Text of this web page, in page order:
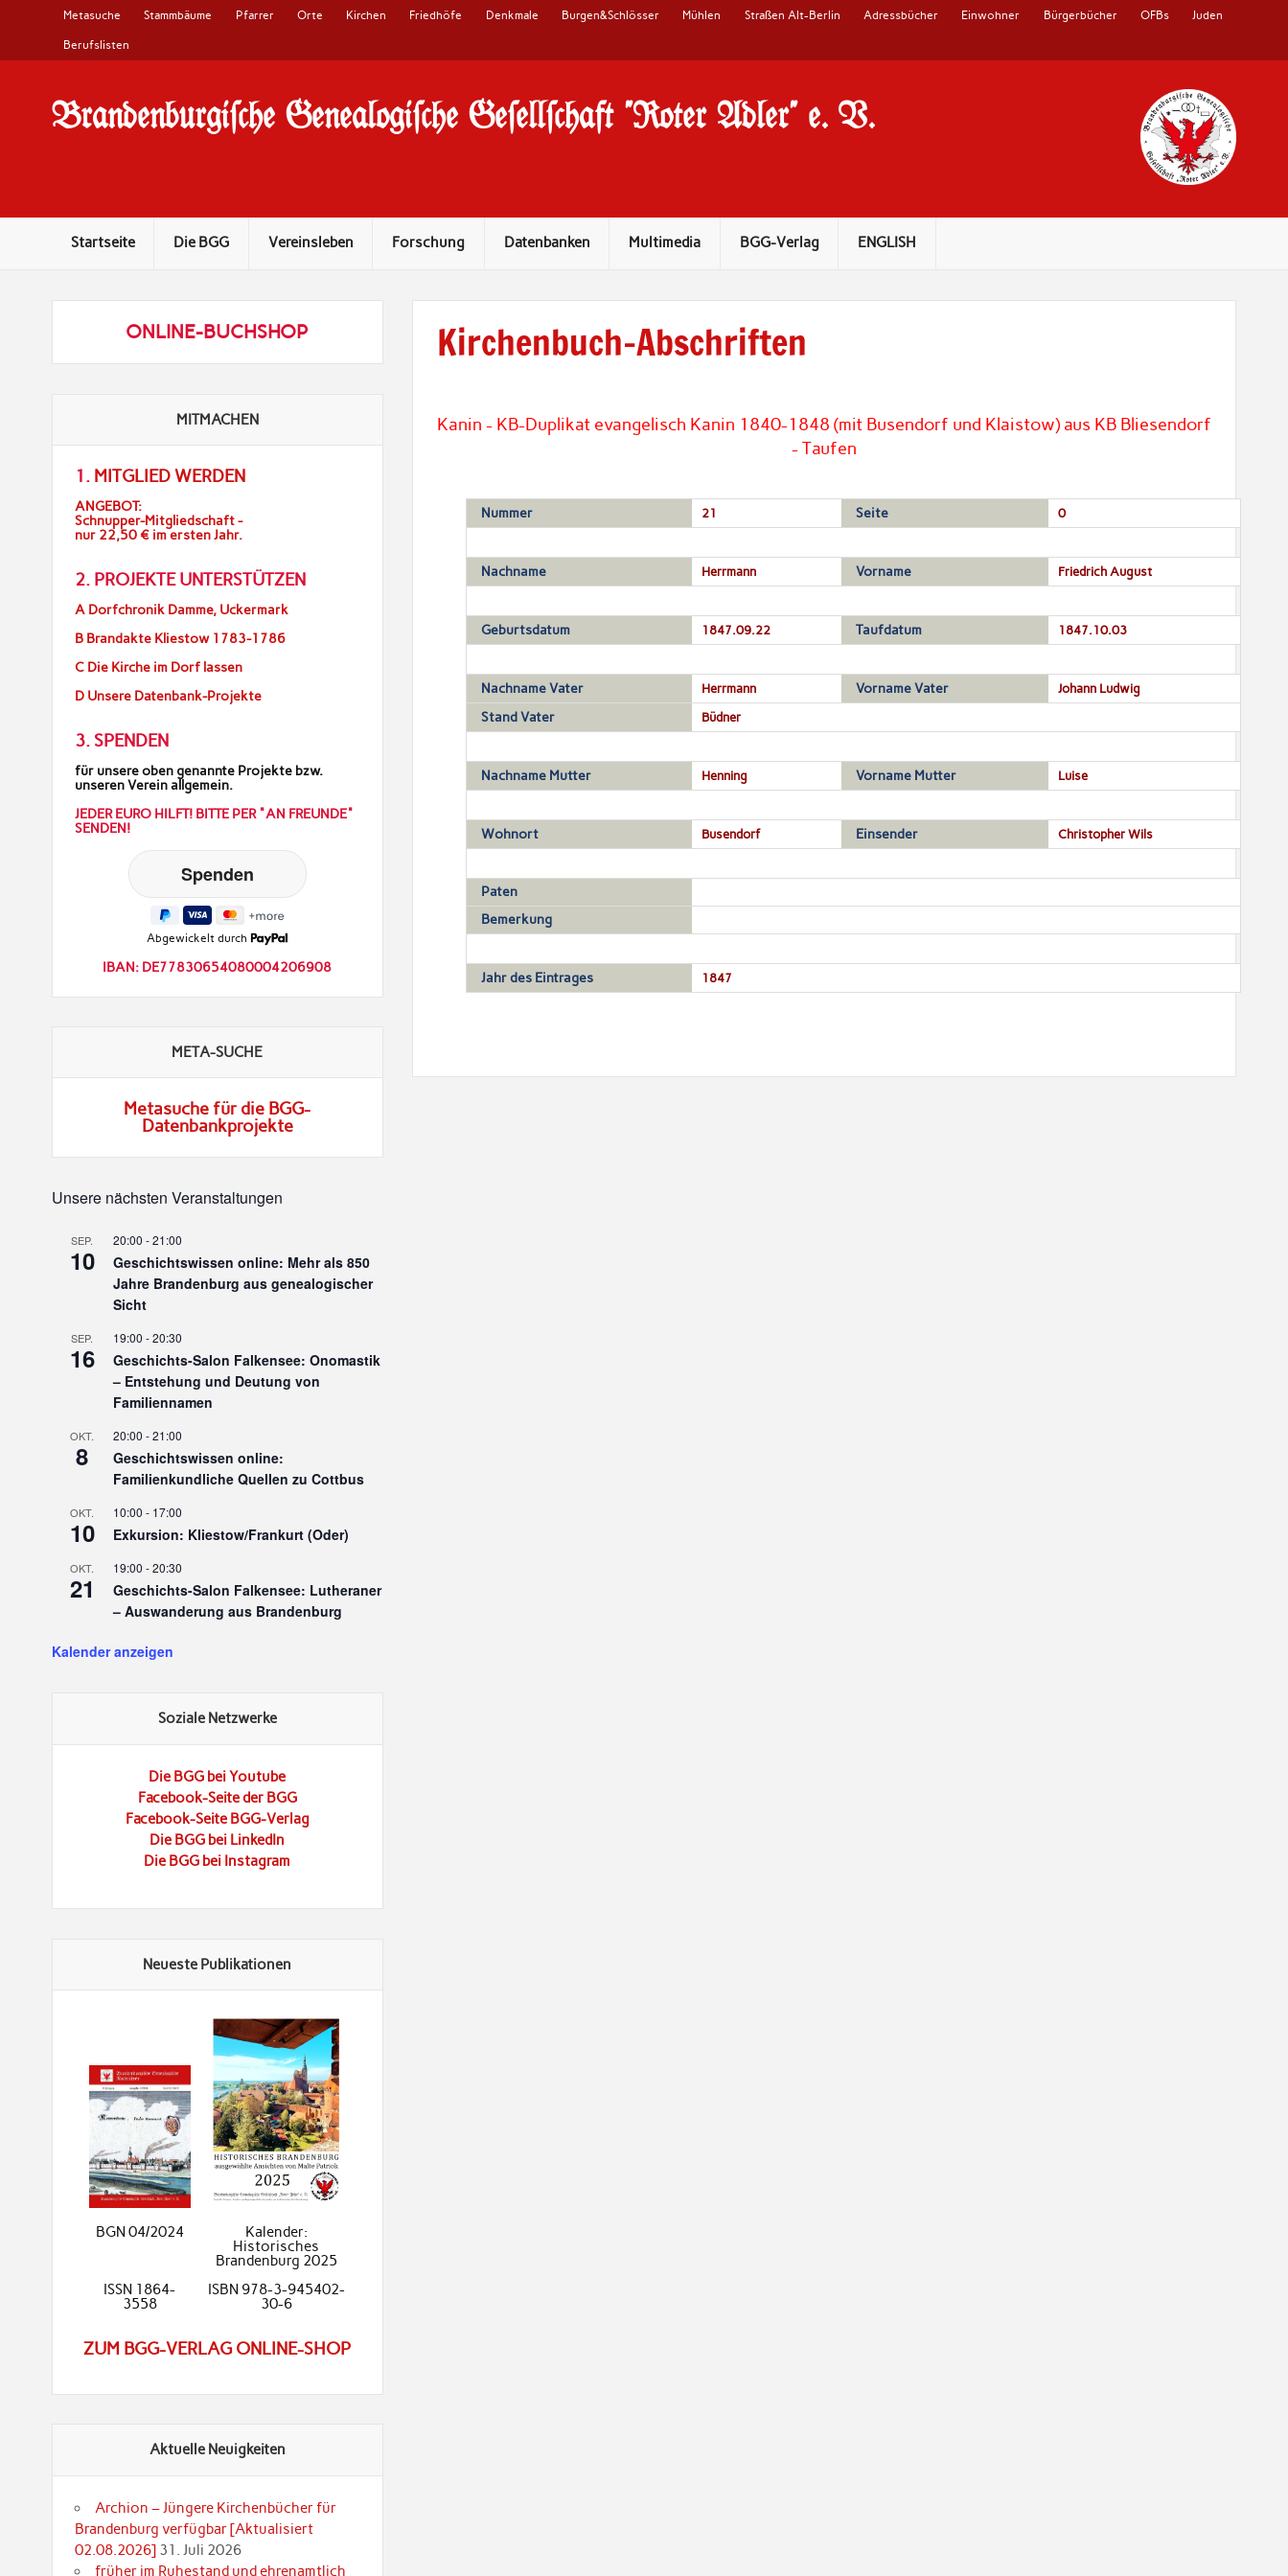
Metasuche Stammbäume Pfarrer Orte Kirchen Friedhöfe Denkmale Burgen&Schlösser Mühlen Straßen Alt-Berlin Adressbücher Einwohner Bürgerbücher OFBs Juden
Berufslisten
Brandenburgi#che Genealogi#che Ge#ell#chaft "Roter Adler" e. V.
Startseite Die BGG Vereinsleben Forschung Datenbanken Multimedia BGG-Verlag ENGLISH
Kirchenbuch-Abschriften
Kanin - KB-Duplikat evangelisch Kanin 1840-1848 (mit Busendorf und Klaistow) aus KB Bliesendorf
- Taufen
Nummer 21 Seite 0
Nachname Herrmann Vorname Friedrich August
Geburtsdatum 1847.09.22 Taufdatum 1847.10.03
Nachname Vater Herrmann Vorname Vater Johann Ludwig
Stand Vater Büdner
Nachname Mutter Henning Vorname Mutter Luise
Wohnort Busendorf Einsender Christopher Wils
Paten
Bemerkung
Jahr des Eintrages 1847
ONLINE-BUCHSHOP
MITMACHEN
1. MITGLIED WERDEN
ANGEBOT:
Schnupper-Mitgliedschaft -
nur 22,50 € im ersten Jahr.
2. PROJEKTE UNTERSTÜTZEN
A Dorfchronik Damme, Uckermark
B Brandakte Kliestow 1783-1786
C Die Kirche im Dorf lassen
D Unsere Datenbank-Projekte
3. SPENDEN
für unsere oben genannte Projekte bzw.
unseren Verein allgemein.
JEDER EURO HILFT! BITTE PER "AN FREUNDE"
SENDEN!
Abgewickelt durch
IBAN: DE77830654080004206908
META-SUCHE
Metasuche für die BGG-
Datenbankprojekte
Unsere nächsten Veranstaltungen
SEP.
10
20:00 -21:00
Geschichtswissen online: Mehr als 850
Jahre Brandenburg aus genealogischer
Sicht
SEP.
16
19:00 -20:30
Geschichts-Salon Falkensee: Onomastik
– Entstehung und Deutung von
Familiennamen
OKT.
8
20:00 -21:00
Geschichtswissen online:
Familienkundliche Quellen zu Cottbus
OKT.
10
10:00 - 17:00
Exkursion: Kliestow/Frankurt (Oder)
OKT.
21
19:00 -20:30
Geschichts-Salon Falkensee: Lutheraner
– Auswanderung aus Brandenburg
Kalender anzeigen
Soziale Netzwerke
Die BGG bei Youtube
Facebook-Seite der BGG
Facebook-Seite BGG-Verlag
Die BGG bei LinkedIn
Die BGG bei Instagram
Neueste Publikationen
BGN 04/2024
Kalender:
Historisches
Brandenburg 2025
ISSN 1864-
3558
ISBN 978-3-945402-
30-6
ZUM BGG-VERLAG ONLINE-SHOP
Aktuelle Neuigkeiten
Archion – Jüngere Kirchenbücher für
Brandenburg verfügbar [Aktualisiert
02.08.2026] 31. Juli 2026
früher im Ruhestand und ehrenamtlich